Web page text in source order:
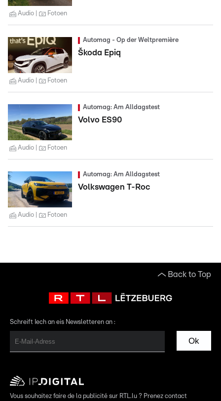
Audio Fotoen
Automag - Op der Weltpremière
Škoda Epiq
Audio Fotoen
Automag: Am Alldagstest
Volvo ES90
Audio Fotoen
Automag: Am Alldagstest
Volkswagen T-Roc
Audio Fotoen
Back to Top
Schreift Iech an eis Newsletteren an :
Ok
Vous souhaitez faire de la publicité sur RTL.lu ? Prenez contact